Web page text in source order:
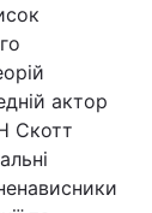
актор
Скотт